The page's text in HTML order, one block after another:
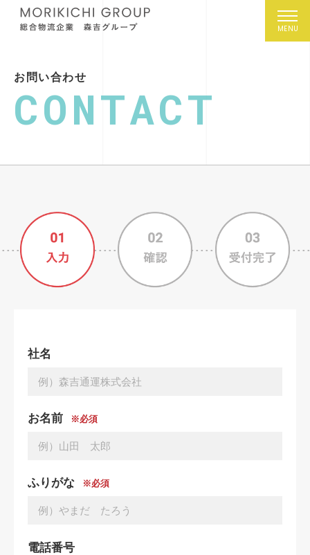
お問い合わせ
CONTACT
社名
お名前 ※必須
ふりがな ※必須
電話番号